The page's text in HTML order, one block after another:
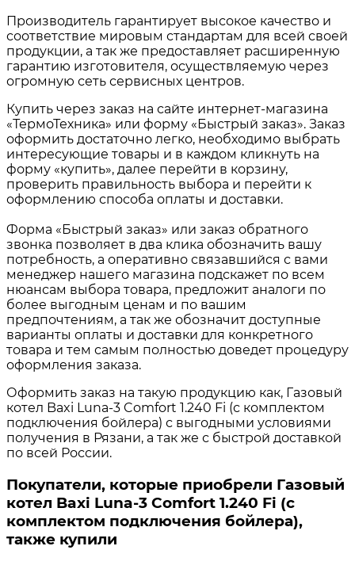
Производитель гарантирует высокое качество и
соответствие мировым стандартам для всей своей
продукции, а так же предоставляет расширенную
гарантию изготовителя, осуществляемую через
огромную сеть сервисных центров.
Купить через заказ на сайте интернет-магазина
«ТермоТехника» или форму «Быстрый заказ». Заказ
оформить достаточно легко, необходимо выбрать
интересующие товары и в каждом кликнуть на
форму «купить», далее перейти в корзину,
проверить правильность выбора и перейти к
оформлению способа оплаты и доставки.
Форма «Быстрый заказ» или заказ обратного
звонка позволяет в два клика обозначить вашу
потребность, а оперативно связавшийся с вами
менеджер нашего магазина подскажет по всем
нюансам выбора товара, предложит аналоги по
более выгодным ценам и по вашим
предпочтениям, а так же обозначит доступные
варианты оплаты и доставки для конкретного
товара и тем самым полностью доведет процедуру
оформления заказа.
Оформить заказ на такую продукцию как, Газовый
котел Baxi Luna-3 Comfort 1.240 Fi (с комплектом
подключения бойлера) с выгодными условиями
получения в Рязани, а так же с быстрой доставкой
по всей России.
Покупатели, которые приобрели Газовый
котел Baxi Luna-3 Comfort 1.240 Fi (с
комплектом подключения бойлера),
также купили